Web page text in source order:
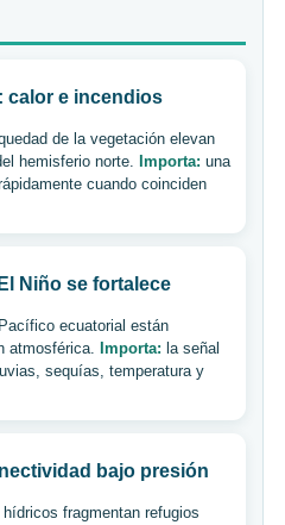
calor e incendios
de la vegetación elevan
hemisferio norte. Importa: una
cuando coinciden
Niño se fortalece
ecuatorial están
atmosférica. Importa: la señal
sequías, temperatura y
bajo presión
fragmentan refugios